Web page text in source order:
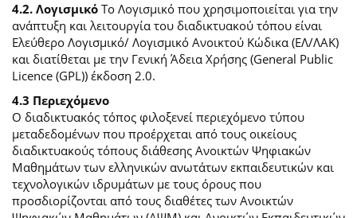
4.2. ΛογισμικόΤο Λογισμικό που χρησιμοποιείται για την
ανάπτυξη και λειτουργία του διαδικτυακού τόπου είναι
Ελεύθερο Λογισμικό/ Λογισμικό Ανοικτού Κώδικα (ΕΛ/ΛΑΚ)
και διατίθεται με την Γενική Άδεια Χρήσης (General Public
Licence (GPL)) έκδοση 2.0.
4.3 Περιεχόμενο
O διαδικτυακός τόπος φιλοξενεί περιεχόμενο τύπου
μεταδεδομένων που προέρχεται από τους οικείους
διαδικτυακούς τόπους διάθεσης Ανοικτών Ψηφιακών
Μαθημάτων των ελληνικών ανωτάτων εκπαιδευτικών και
τεχνολογικών ιδρυμάτων με τους όρους που
προσδιορίζονται από τους διαθέτες των Ανοικτών